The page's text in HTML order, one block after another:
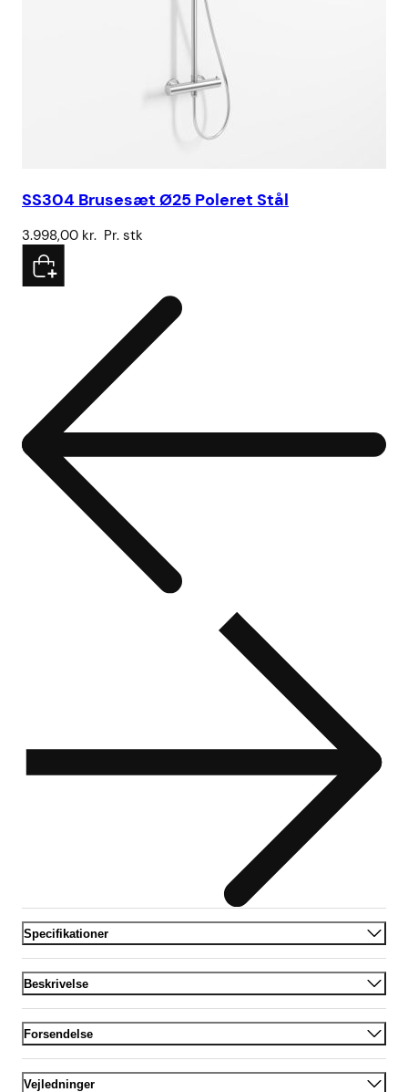
SS304 Brusesæt Ø25 Poleret Stål
3.998,00 kr. Pr. stk
Specifikationer
Beskrivelse
Forsendelse
Vejledninger